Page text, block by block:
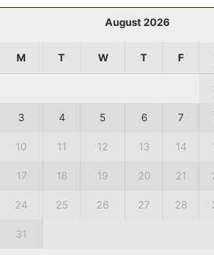
August 2026
M T W T F
3 4 5 6 7
10 11 12 13 14
17 18 19 20 21
24 25 26 27 28
31